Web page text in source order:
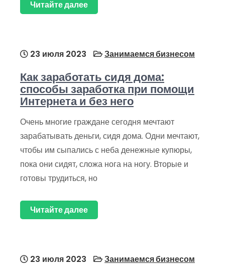
Читайте далее
23 июля 2023 Занимаемся бизнесом
Как заработать сидя дома:
способы заработка при помощи
Интернета и без него
Очень многие граждане сегодня мечтают
зарабатывать деньги, сидя дома. Одни мечтают,
чтобы им сыпались с неба денежные купюры,
пока они сидят, сложа нога на ногу. Вторые и
готовы трудиться, но
Читайте далее
23 июля 2023 Занимаемся бизнесом